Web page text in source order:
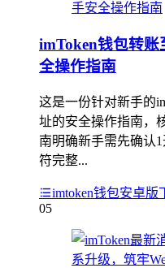
imToken钱包转
全操作指南
这是一份针对新手的
址的安全操作指南，
南明确新手需先确认
符完整...
imtoken钱包安卓版
05